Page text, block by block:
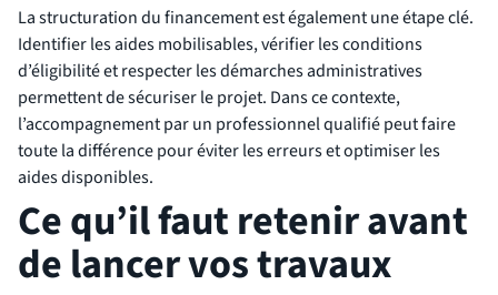
La structuration du financement est également une étape clé.
Identifier les aides mobilisables, vérifier les conditions
d’éligibilité et respecter les démarches administratives
permettent de sécuriser le projet. Dans ce contexte,
l’accompagnement par un professionnel qualifié peut faire
toute la différence pour éviter les erreurs et optimiser les
aides disponibles.
Ce qu’il faut retenir avant
de lancer vos travaux